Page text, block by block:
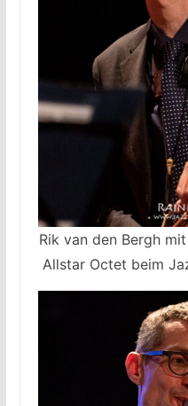
Rik van den Bergh
Allstar Octet beim